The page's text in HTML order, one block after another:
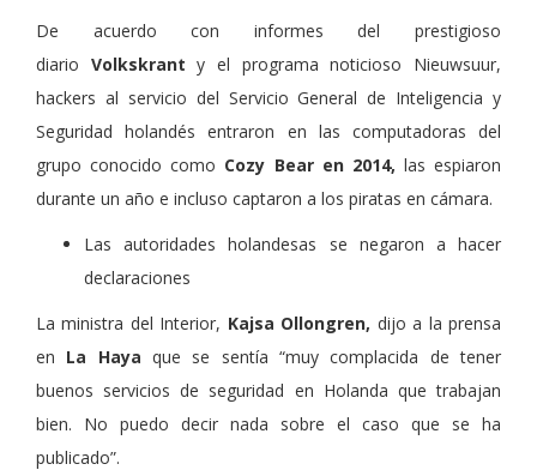
De acuerdo con informes del prestigioso
diario Volkskranty el programa noticioso Nieuwsuur,
hackers al servicio del Servicio General de Inteligencia y
Seguridad holandés entraron en las computadoras del
grupo conocido como Cozy Bear en 2014, las espiaron
durante un año e incluso captaron a los piratas en cámara.
Las autoridades holandesas se negaron a hacer
declaraciones
La ministra del Interior, Kajsa Ollongren, dijo a la prensa
en La Hayaque se sentía “muy complacida de tener
buenos servicios de seguridad en Holanda que trabajan
bien. No puedo decir nada sobre el caso que se ha
publicado”.